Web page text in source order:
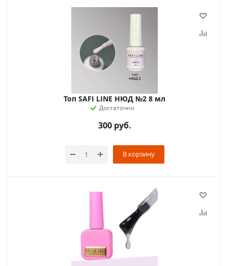
Топ SAFI LINE НЮД №2 8 мл
Достаточно
300руб.
В корзину